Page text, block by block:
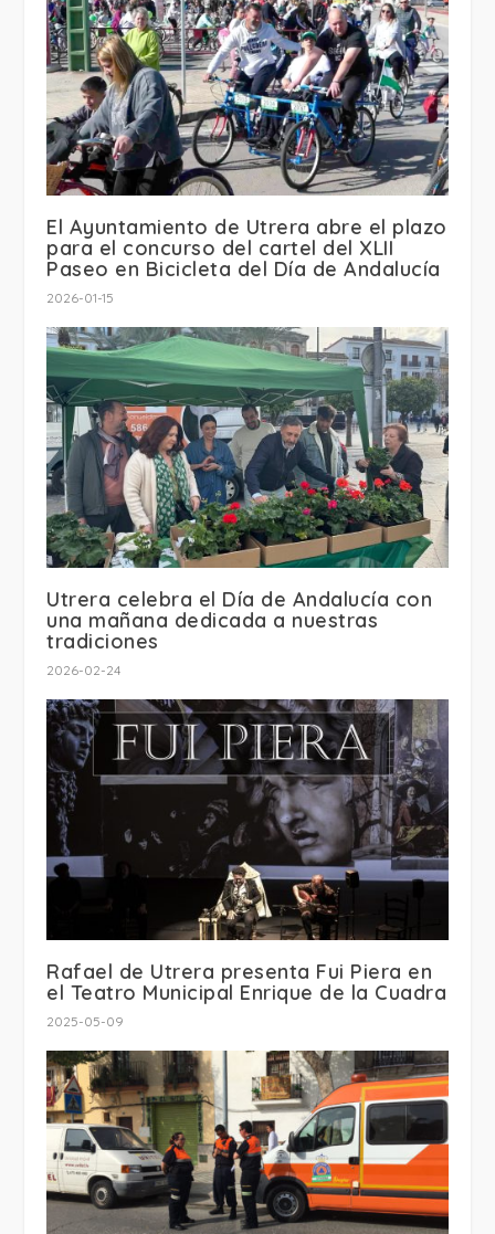
El Ayuntamiento de Utrera abre el plazo
para el concurso del cartel del XLII
Paseo en Bicicleta del Día de Andalucía
2026-01-15
Utrera celebra el Día de Andalucía con
una mañana dedicada a nuestras
tradiciones
2026-02-24
Rafael de Utrera presenta Fui Piera en
el Teatro Municipal Enrique de la Cuadra
2025-05-09